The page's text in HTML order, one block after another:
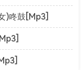
)咚鼓[Mp3]